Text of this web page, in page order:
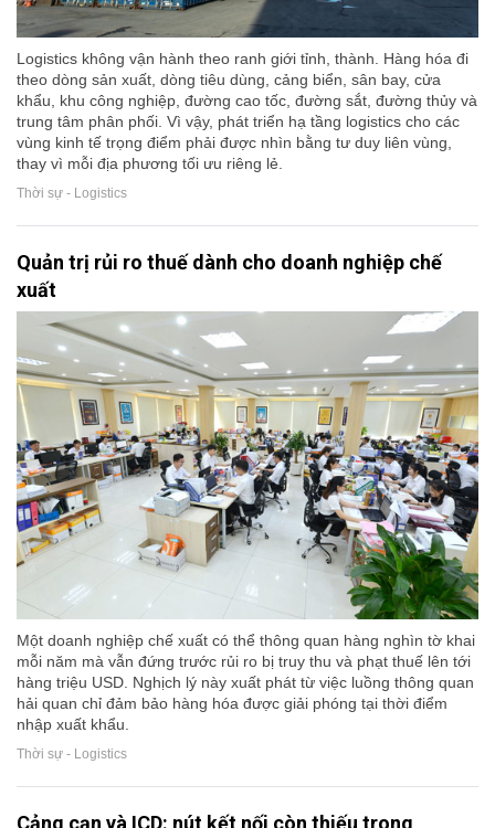
Logistics không vận hành theo ranh giới tỉnh, thành. Hàng hóa đi
theo dòng sản xuất, dòng tiêu dùng, cảng biển, sân bay, cửa
khẩu, khu công nghiệp, đường cao tốc, đường sắt, đường thủy và
trung tâm phân phối. Vì vậy, phát triển hạ tầng logistics cho các
vùng kinh tế trọng điểm phải được nhìn bằng tư duy liên vùng,
thay vì mỗi địa phương tối ưu riêng lẻ.
Thời sự - Logistics
Quản trị rủi ro thuế dành cho doanh nghiệp chế
xuất
Một doanh nghiệp chế xuất có thể thông quan hàng nghìn tờ khai
mỗi năm mà vẫn đứng trước rủi ro bị truy thu và phạt thuế lên tới
hàng triệu USD. Nghịch lý này xuất phát từ việc luồng thông quan
hải quan chỉ đảm bảo hàng hóa được giải phóng tại thời điểm
nhập xuất khẩu.
Thời sự - Logistics
Cảng cạn và ICD: nút kết nối còn thiếu trong